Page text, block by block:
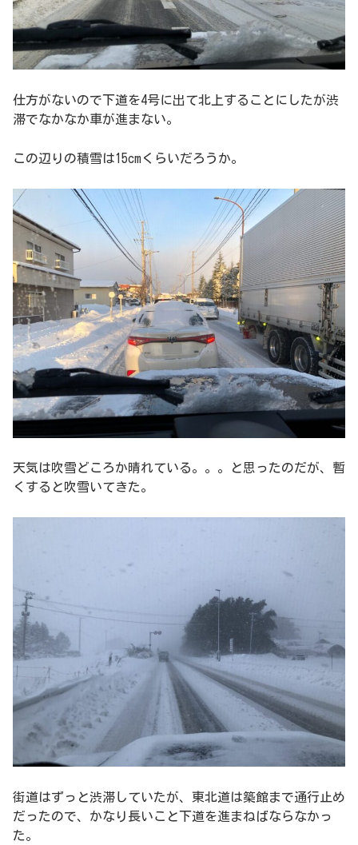
仕方がないので下道を4号に出て北上することにしたが渋
滞でなかなか車が進まない。
この辺りの積雪は15cmくらいだろうか。
天気は吹雪どころか晴れている。。。と思ったのだが、暫
くすると吹雪いてきた。
街道はずっと渋滞していたが、東北道は築館まで通行止め
だったので、かなり長いこと下道を進まねばならなかっ
た。